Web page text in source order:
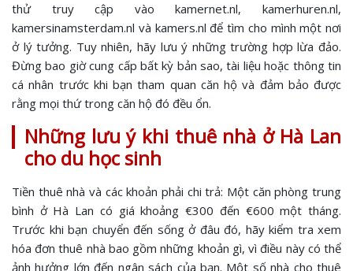
thử truy cập vào kamernet.nl, kamerhuren.nl,
kamersinamsterdam.nl và kamers.nl để tìm cho mình một nơi
ở lý tưởng. Tuy nhiên, hãy lưu ý những trường hợp lừa đảo.
Đừng bao giờ cung cấp bất kỳ bản sao, tài liệu hoặc thông tin
cá nhân trước khi bạn tham quan căn hộ và đảm bảo được
rằng mọi thứ trong căn hộ đó đều ổn.
Những lưu ý khi thuê nhà ở Hà Lan
cho du học sinh
Tiền thuê nhà và các khoản phải chi trả: Một căn phòng trung
bình ở Hà Lan có giá khoảng €300 đến €600 một tháng.
Trước khi bạn chuyển đến sống ở đâu đó, hãy kiểm tra xem
hóa đơn thuê nhà bao gồm những khoản gì, vì điều này có thể
ảnh hưởng lớn đến ngân sách của bạn. Một số nhà cho thuê